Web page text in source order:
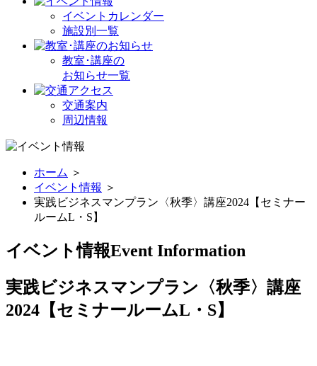
イベントカレンダー
施設別一覧
教室･講座の
お知らせ一覧
交通案内
周辺情報
ホーム ＞
イベント情報 ＞
実践ビジネスマンプラン〈秋季〉講座2024【セミナー
ルームL・S】
イベント情報Event Information
実践ビジネスマンプラン〈秋季〉講座
2024【セミナールームL・S】